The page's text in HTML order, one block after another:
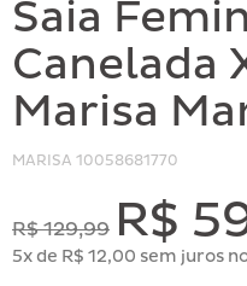
Saia
Canelada
Marisa
MARISA 10058681770
R$ 129,99 R$
5x de R$ 12,00 sem juros